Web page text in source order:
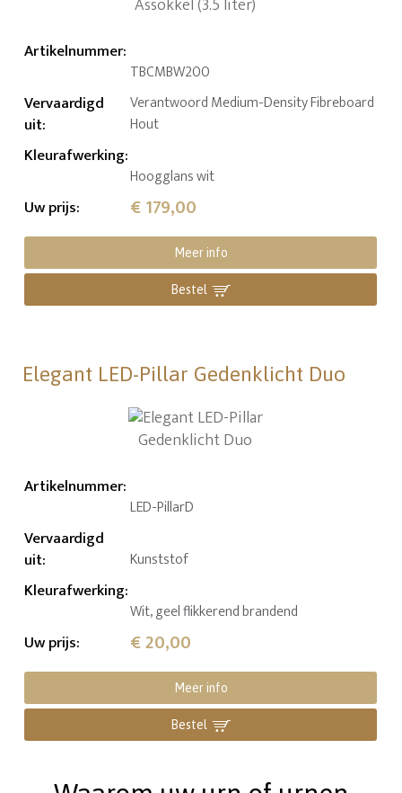
Artikelnummer:
TBCMBW200
Vervaardigd
uit:
Verantwoord Medium-Density Fibreboard
Hout
Kleurafwerking:
Hoogglans wit
Uw prijs: € 179,00
Meer info
Bestel
Elegant LED-Pillar Gedenklicht Duo
Artikelnummer:
LED-PillarD
Vervaardigd
uit: Kunststof
Kleurafwerking:
Wit, geel flikkerend brandend
Uw prijs: € 20,00
Meer info
Bestel